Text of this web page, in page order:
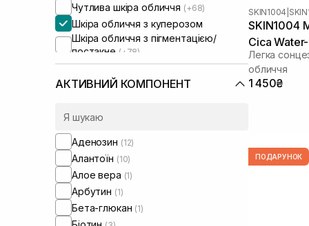
Чутлива шкіра обличчя (+68)
Шкіра обличчя з куперозом
Шкіра обличчя з пігментацією/
постакне (+78)
Шкіра обличчя з розширеними
порами(+59)
Шкіра обличчя з порушеним
Шкіра обличчя з порушеним
Суха/зневоднена шкіра тіла
Чутлива шкіра тіла
АКТИВНИЙ КОМПОНЕНТ
Аденозин (12)
Алантоїн (10)
Алое вера (1)
Арбутин (1)
Бета-глюкан (1)
SKIN1004
SKIN1004
Cica
PA++++
Легка
обличчя
1 450₴
ПОДАРУНОК